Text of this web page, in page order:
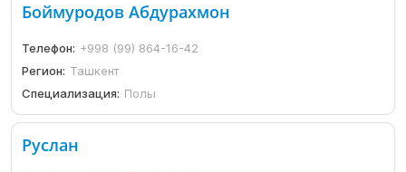
Боймуродов Абдурахмон
Телефон: +998 (99) 864-16-42
Регион: Ташкент
Специализация: Полы
Руслан